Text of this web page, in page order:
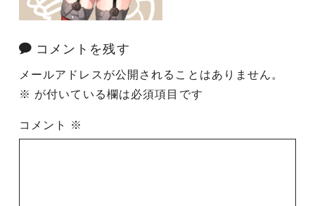
コメントを残す
メールアドレスが公開されることはありません。
※ が付いている欄は必須項目です
コメント ※